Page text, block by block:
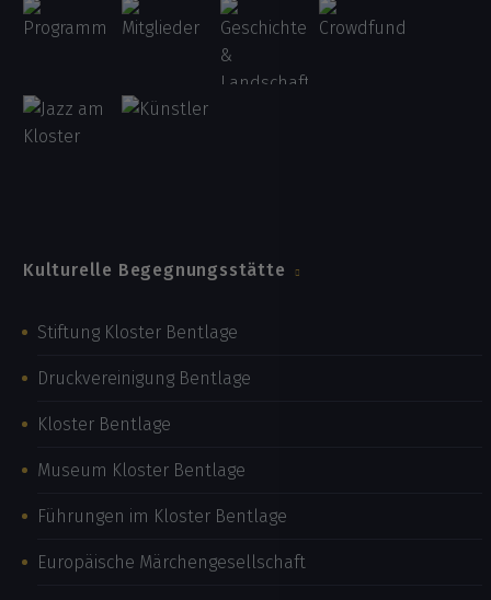
Kulturelle Begegnungsstätte
Stiftung Kloster Bentlage
Druckvereinigung Bentlage
Kloster Bentlage
Museum Kloster Bentlage
Führungen im Kloster Bentlage
Europäische Märchengesellschaft